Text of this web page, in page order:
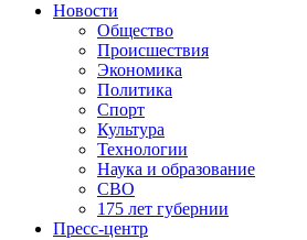
Новости
Общество
Происшествия
Экономика
Политика
Спорт
Культура
Технологии
Наука и образование
СВО
175 лет губернии
Пресс-центр